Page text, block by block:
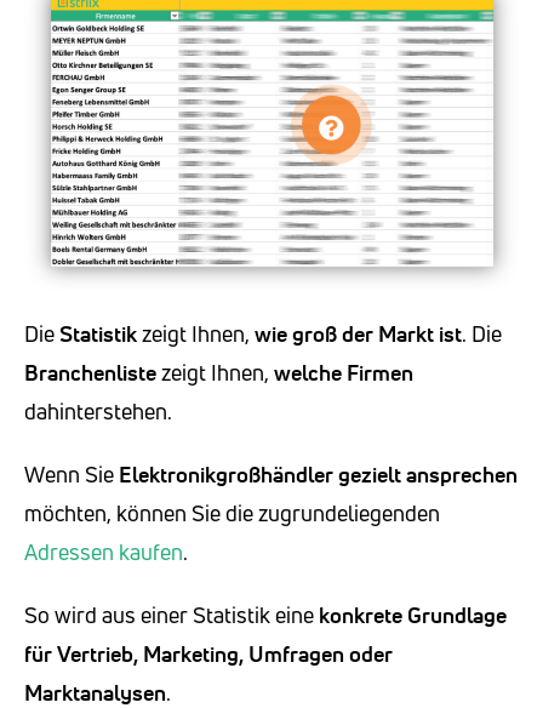
DieStatistikzeigt Ihnen, wie groß der Markt ist. Die
Branchenlistezeigt Ihnen, welche Firmen
dahinterstehen.
Wenn Sie Elektronikgroßhändlergezielt ansprechen
möchten, können Sie die zugrundeliegenden
Adressen kaufen.
So wird aus einer Statistik eine konkrete Grundlage
für Vertrieb, Marketing, Umfragen oder
Marktanalysen.